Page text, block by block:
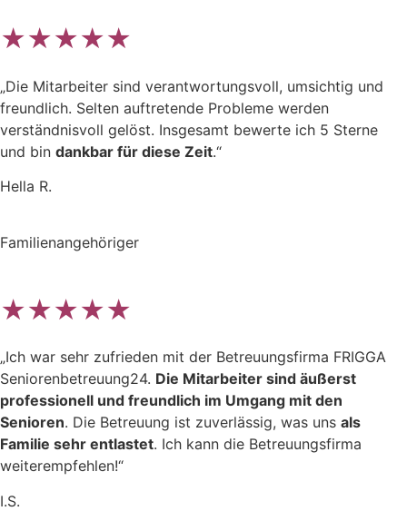
★★★★★
„Die Mitarbeiter sind verantwortungsvoll, umsichtig und
freundlich. Selten auftretende Probleme werden
verständnisvoll gelöst. Insgesamt bewerte ich 5 Sterne
und bin dankbar für diese Zeit.“
Hella R.
Familienangehöriger
★★★★★
„Ich war sehr zufrieden mit der Betreuungsfirma FRIGGA
Seniorenbetreuung24. Die Mitarbeiter sind äußerst
professionell und freundlich im Umgang mit den
Senioren. Die Betreuung ist zuverlässig, was uns als
Familie sehr entlastet. Ich kann die Betreuungsfirma
weiterempfehlen!“
I.S.